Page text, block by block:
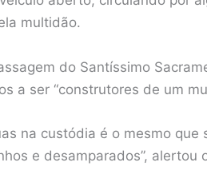
multidão.
do Santíssimo
a ser “construtores de um
na custódia é o mesmo
e desamparados”, alertou